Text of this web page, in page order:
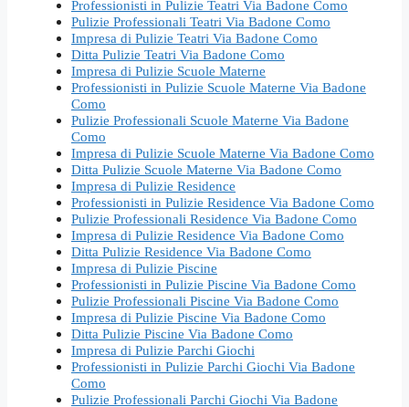
Professionisti in Pulizie Teatri Via Badone Como
Pulizie Professionali Teatri Via Badone Como
Impresa di Pulizie Teatri Via Badone Como
Ditta Pulizie Teatri Via Badone Como
Impresa di Pulizie Scuole Materne
Professionisti in Pulizie Scuole Materne Via Badone
Como
Pulizie Professionali Scuole Materne Via Badone
Como
Impresa di Pulizie Scuole Materne Via Badone Como
Ditta Pulizie Scuole Materne Via Badone Como
Impresa di Pulizie Residence
Professionisti in Pulizie Residence Via Badone Como
Pulizie Professionali Residence Via Badone Como
Impresa di Pulizie Residence Via Badone Como
Ditta Pulizie Residence Via Badone Como
Impresa di Pulizie Piscine
Professionisti in Pulizie Piscine Via Badone Como
Pulizie Professionali Piscine Via Badone Como
Impresa di Pulizie Piscine Via Badone Como
Ditta Pulizie Piscine Via Badone Como
Impresa di Pulizie Parchi Giochi
Professionisti in Pulizie Parchi Giochi Via Badone
Como
Pulizie Professionali Parchi Giochi Via Badone